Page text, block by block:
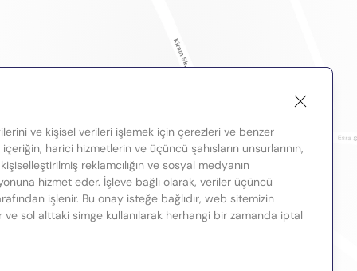
ve kişisel verileri işlemek için çerezleri ve benzer
harici hizmetlerin ve üçüncü şahısların unsurlarının,
reklamcılığın ve sosyal medyanın
hizmet eder. İşleve bağlı olarak, veriler üçüncü
işlenir. Bu onay isteğe bağlıdır, web sitemizin
ve sol alttaki simge kullanılarak herhangi bir zamanda iptal